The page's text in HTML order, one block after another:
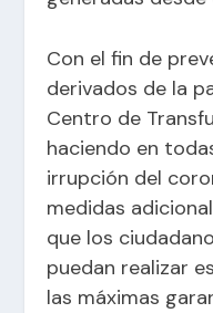
Con el fin de
derivados de la
Centro de
haciendo en
irrupción del
medidas
que los
puedan realizar
las máximas